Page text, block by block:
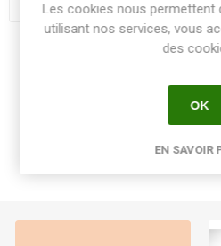
Share:
Les cookies nous permettent
utilisant nos services, vous
des
OK
EN SAVOIR